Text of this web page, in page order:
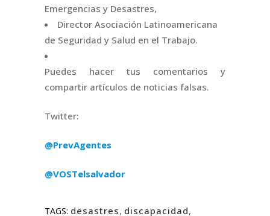
Emergencias y Desastres,
Director Asociación Latinoamericana
de Seguridad y Salud en el Trabajo.
Puedes hacer tus comentarios y
compartir artículos de noticias falsas.
Twitter:
@PrevAgentes
@VOSTelsalvador
TAGS: desastres, discapacidad,